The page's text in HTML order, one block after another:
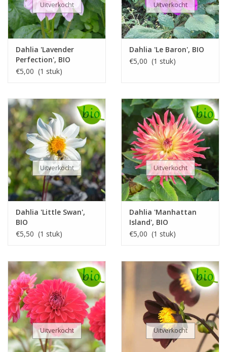
Uitverkocht
Dahlia 'Lavender
Perfection', BIO
€5,00 (1 stuk)
Uitverkocht
Dahlia 'Le Baron', BIO
€5,00 (1 stuk)
Uitverkocht
Dahlia 'Little Swan',
BIO
€5,50 (1 stuk)
Uitverkocht
Dahlia 'Manhattan
Island', BIO
€5,00 (1 stuk)
Uitverkocht Uitverkocht